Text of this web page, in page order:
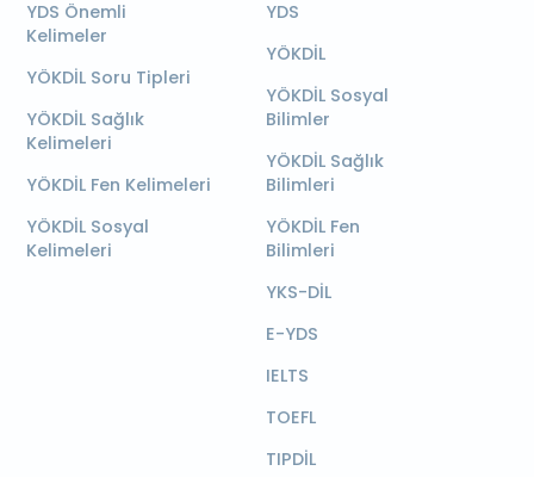
YDS Önemli
Kelimeler
YÖKDİL Soru Tipleri
YÖKDİL Sağlık
Kelimeleri
YÖKDİL Fen Kelimeleri
YÖKDİL Sosyal
Kelimeleri
YDS
YÖKDİL
YÖKDİL Sosyal
Bilimler
YÖKDİL Sağlık
Bilimleri
YÖKDİL Fen
Bilimleri
YKS-DİL
E-YDS
IELTS
TOEFL
TIPDİL